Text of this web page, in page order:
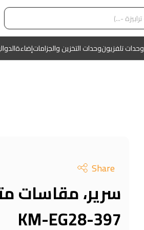
وحدات تلفزيونوحدات التخزين والجزاماتإضاءة
Share
سرير، مقاسات
KM-EG28-397